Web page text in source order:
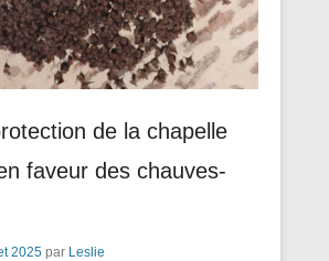
de la chapelle
faveur des chauves-
2025 par Leslie